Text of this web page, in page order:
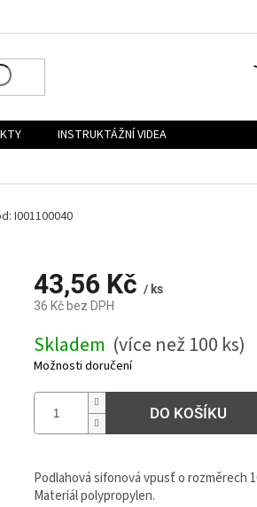
INSTRUKTÁŽNÍ VIDEA
I001100040
43,56 Kč / ks
36 Kč bez DPH
cena:
Skladem (více než 100 ks)
Možnosti doručení
DO KOŠÍKU
Podlahová sifonová vpusť o rozměrech
Materiál polypropylen.